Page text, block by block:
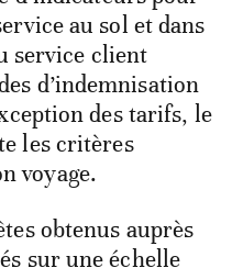
au sol et dans
service client
d’indemnisation
des tarifs, le
les critères
voyage.
obtenus auprès
sur une échelle